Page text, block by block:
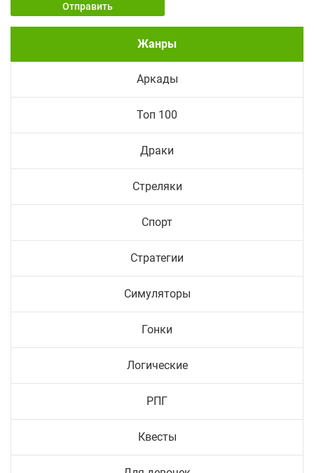
Отправить
Жанры
Аркады
Топ 100
Драки
Стреляки
Спорт
Стратегии
Симуляторы
Гонки
Логические
РПГ
Квесты